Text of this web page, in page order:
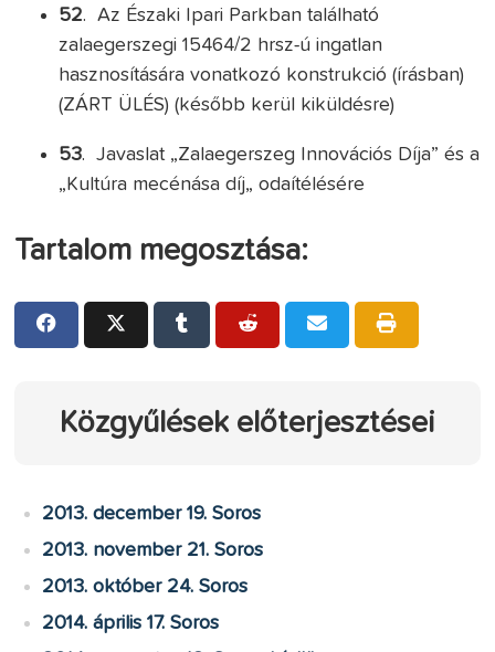
52. Az Északi Ipari Parkban található
zalaegerszegi 15464/2 hrsz-ú ingatlan
hasznosítására vonatkozó konstrukció (írásban)
(ZÁRT ÜLÉS) (később kerül kiküldésre)
53. Javaslat „Zalaegerszeg Innovációs Díja” és a
„Kultúra mecénása díj„ odaítélésére
Tartalom megosztása:
Közgyűlések előterjesztései
2013. december 19. Soros
2013. november 21. Soros
2013. október 24. Soros
2014. április 17. Soros